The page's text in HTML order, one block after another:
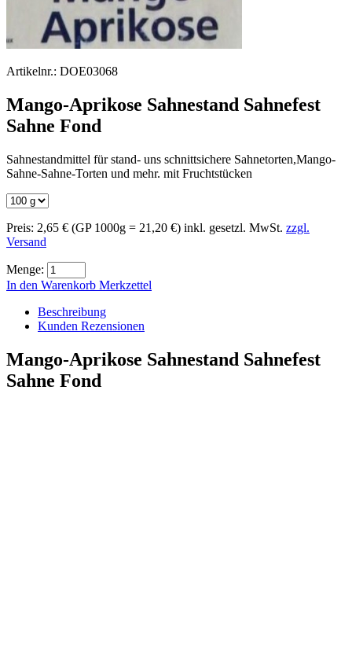
Artikelnr.: DOE03068
Mango-Aprikose Sahnestand Sahnefest
Sahne Fond
Sahnestandmittel für stand- uns schnittsichere Sahnetorten,Mango-
Sahne-Sahne-Torten und mehr. mit Fruchtstücken
Preis: 2,65 € (GP 1000g = 21,20 €) inkl. gesetzl. MwSt. zzgl.
Versand
Menge:
In den Warenkorb Merkzettel
Beschreibung
Kunden Rezensionen
Mango-Aprikose Sahnestand Sahnefest
Sahne Fond